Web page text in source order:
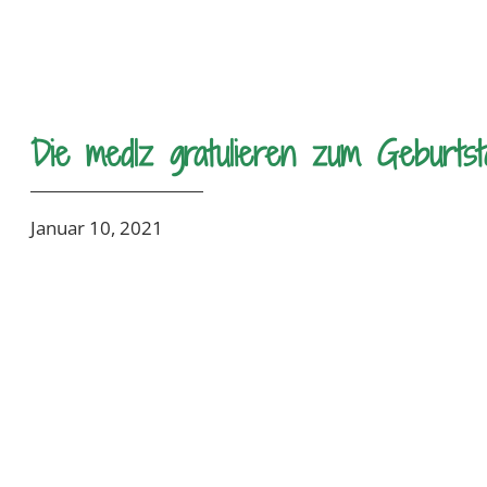
Die medlz gratulieren zum
Januar 10, 2021